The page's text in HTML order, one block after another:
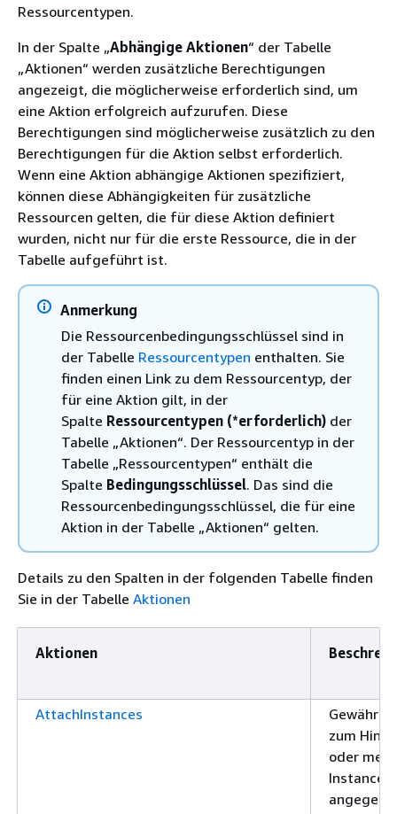
Ressourcentypen.
In der Spalte „Abhängige Aktionen“ der Tabelle
„Aktionen“ werden zusätzliche Berechtigungen
angezeigt, die möglicherweise erforderlich sind, um
eine Aktion erfolgreich aufzurufen. Diese
Berechtigungen sind möglicherweise zusätzlich zu den
Berechtigungen für die Aktion selbst erforderlich.
Wenn eine Aktion abhängige Aktionen spezifiziert,
können diese Abhängigkeiten für zusätzliche
Ressourcen gelten, die für diese Aktion definiert
wurden, nicht nur für die erste Ressource, die in der
Tabelle aufgeführt ist.
Anmerkung
Die Ressourcenbedingungsschlüssel sind in
der Tabelle Ressourcentypen enthalten. Sie
finden einen Link zu dem Ressourcentyp, der
für eine Aktion gilt, in der
Spalte Ressourcentypen (*erforderlich) der
Tabelle „Aktionen“. Der Ressourcentyp in der
Tabelle „Ressourcentypen“ enthält die
Spalte Bedingungsschlüssel. Das sind die
Ressourcenbedingungsschlüssel, die für eine
Aktion in der Tabelle „Aktionen“ gelten.
Details zu den Spalten in der folgenden Tabelle finden
Sie in der Tabelle Aktionen
Aktionen
AttachInstances
Gewährt
zum
oder
Instances